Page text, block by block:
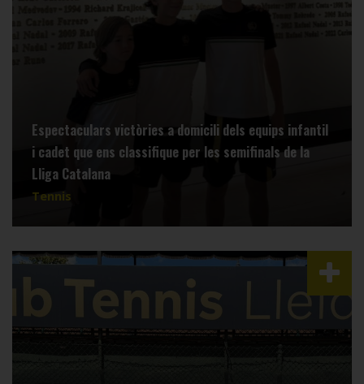
Espectaculars victòries a domicili dels equips infantil
i cadet que ens classifique per les semifinals de la
Lliga Catalana
Tennis